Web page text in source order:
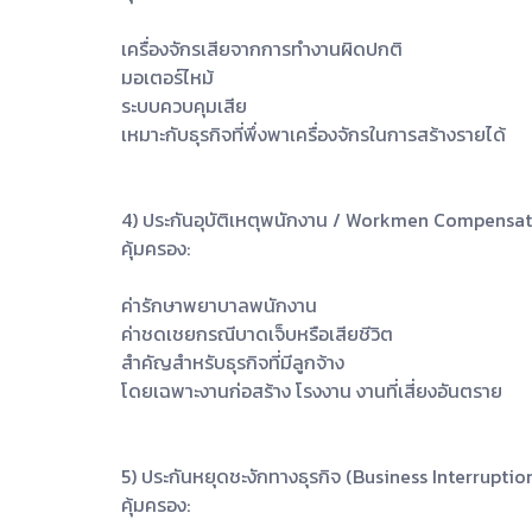
เครื่องจักรเสียจากการทำงานผิดปกติ
มอเตอร์ไหม้
ระบบควบคุมเสีย
เหมาะกับธุรกิจที่พึ่งพาเครื่องจักรในการสร้างรายได้
4) ประกันอุบัติเหตุพนักงาน / Workmen
คุ้มครอง:
ค่ารักษาพยาบาลพนักงาน
ค่าชดเชยกรณีบาดเจ็บหรือเสียชีวิต
สำคัญสำหรับธุรกิจที่มีลูกจ้าง
โดยเฉพาะงานก่อสร้าง โรงงาน งานที่เสี่ยงอันตราย
5) ประกันหยุดชะงักทางธุรกิจ (Business
คุ้มครอง: